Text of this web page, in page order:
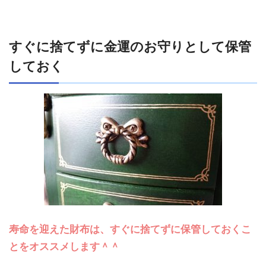
すぐに捨てずに金運のお守りとして保管
しておく
寿命を迎えた財布は、すぐに捨てずに保管しておくこ
とをオススメします＾＾